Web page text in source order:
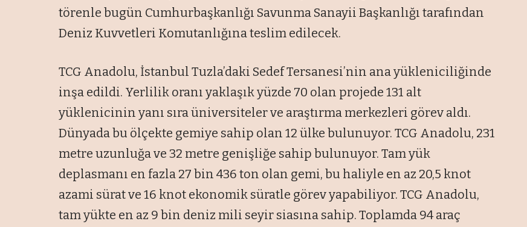
törenle bugün Cumhurbaşkanlığı Savunma Sanayii Başkanlığı tarafından
Deniz Kuvvetleri Komutanlığına teslim edilecek.
TCG Anadolu, İstanbul Tuzla’daki Sedef Tersanesi’nin ana yükleniciliğinde
inşa edildi. Yerlilik oranı yaklaşık yüzde 70 olan projede 131 alt
yüklenicinin yanı sıra üniversiteler ve araştırma merkezleri görev aldı.
Dünyada bu ölçekte gemiye sahip olan 12 ülke bulunuyor. TCG Anadolu, 231
metre uzunluğa ve 32 metre genişliğe sahip bulunuyor. Tam yük
deplasmanı en fazla 27 bin 436 ton olan gemi, bu haliyle en az 20,5 knot
azami sürat ve 16 knot ekonomik süratle görev yapabiliyor. TCG Anadolu,
tam yükte en az 9 bin deniz mili seyir siasına sahip. Toplamda 94 araç